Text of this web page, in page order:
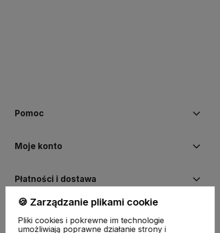
Pomoc
Moje konto
Płatności i dostawa
🍪 Zarządzanie plikami cookie
Pliki cookies i pokrewne im technologie
umożliwiają poprawne działanie strony i